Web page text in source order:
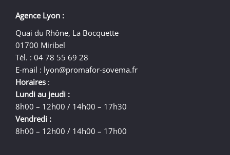
Agence Lyon :
Quai du Rhône, La Bocquette
01700 Miribel
Tél. : 04 78 55 69 28
E-mail : lyon@promafor-sovema.fr
Horaires :
Lundi au jeudi :
8h00 – 12h00 / 14h00 – 17h30
Vendredi :
8h00 – 12h00 / 14h00 – 17h00